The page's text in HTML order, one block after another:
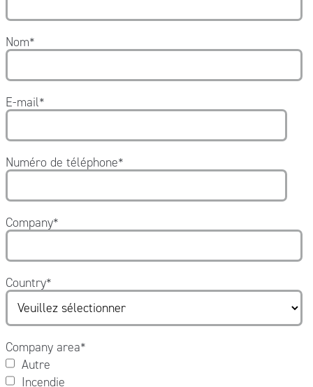
Nom*
E-mail*
Numéro de téléphone*
Company*
Country*
Company area*
Autre
Incendie